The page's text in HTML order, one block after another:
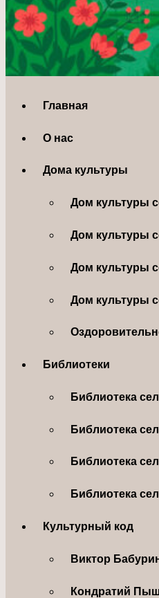
Главная
О нас
Дома культуры
Дом культуры
Дом культуры
Дом культуры
Дом культуры
Библиотеки
Библиотека
Библиотека
Библиотека
Библиотека
Культурный код
Виктор
Кондратий